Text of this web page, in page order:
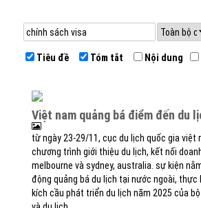
Tiêu đề Tóm tắt Nội dung
việt nam quảng bá điểm đến du
từ ngày 23-29/11, cục du lịch quốc gia việt
chương trình giới thiệu du lịch, kết nối
melbourne và sydney, australia. sự kiện
động quảng bá du lịch tại nước ngoài, thực
kích cầu phát triển du lịch năm 2025 của